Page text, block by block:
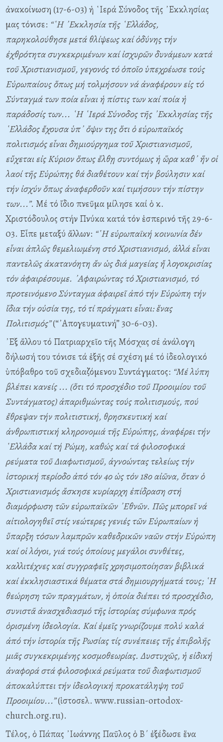
ἀνακοίνωση (17-6-03) ἡ ῾Ιερά Σύνοδος τῆς ᾿Εκκλησίας
μας τόνισε: “῾Η ᾿Εκκλησία τῆς ῾Ελλάδος,
παρηκολούθησε μετά θλίψεως καί ὀδύνης τήν
ἐχθρότητα συγκεκριμένων καί ἰσχυρῶν δυνάμεων κατά
τοῦ Χριστιανισμοῦ, γεγονός τό ὁποῖο ὑπεχρέωσε τούς
Εὐρωπαίους ὅπως μή τολμήσουν νά ἀναφέρουν εἰς τό
Σύνταγμά των ποία εἶναι ἡ πίστις των καί ποία ἡ
παράδοσίς των... ῾Η ῾Ιερά Σύνοδος τῆς ᾿Εκκλησίας τῆς
῾Ελλάδος ἔχουσα ὑπ᾿ ὄψιν της ὅτι ὁ εὐρωπαϊκός
πολιτισμός εἶναι δημιούργημα τοῦ Χριστιανισμοῦ,
εὔχεται εἰς Κύριον ὅπως ἔλθῃ συντόμως ἡ ὥρα καθ᾿ ἥν οἱ
λαοί τῆς Εὐρώπης θά διαθέτουν καί τήν βούλησιν καί
τήν ἰσχύν ὅπως ἀναφερθοῦν καί τιμήσουν τήν πίστην
των...”. Μέ τό ἴδιο πνεῦμα μίλησε καί ὁ κ.
Χριστόδουλος στήν Πνύκα κατά τόν ἑσπερινό τῆς 29-6-
03. Εἶπε μεταξύ ἄλλων: “῾Η εὐρωπαϊκή κοινωνία δέν
εἶναι ἁπλῶς θεμελιωμένη στό Χριστιανισμό, ἀλλά εἶναι
παντελῶς ἀκατανόητη ἄν ὡς διά μαγείας ἤ λογοκρισίας
τόν ἀφαιρέσουμε. ᾿Αφαιρώντας τό Χριστιανισμό, τό
προτεινόμενο Σύνταγμα ἀφαιρεῖ ἀπό τήν Εὐρώπη τήν
ἴδια τήν οὐσία της, τό τί πράγματι εἶναι: ἕνας
Πολιτισμός”(“᾿Απογευματινή” 30-6-03).
᾿Εξ ἄλλου τό Πατριαρχεῖο τῆς Μόσχας σέ ἀνάλογη
δήλωσή του τόνισε τά ἑξῆς σέ σχέση μέ τό ἰδεολογικό
ὑπόβαθρο τοῦ σχεδιαζόμενου Συντάγματος: “Μέ λύπη
βλέπει κανείς ... (ὅτι τό προσχέδιο τοῦ Προοιμίου τοῦ
Συντάγματος) ἀπαριθμώντας τούς πολιτισμούς, πού
ἔθρεψαν τήν πολιτιστική, θρησκευτική καί
ἀνθρωπιστική κληρονομιά τῆς Εὐρώπης, ἀναφέρει τήν
῾Ελλάδα καί τή Ρώμη, καθώς καί τά φιλοσοφικά
ρεύματα τοῦ Διαφωτισμοῦ, ἀγνοώντας τελείως τήν
ἱστορική περίοδο ἀπό τόν 4ο ὡς τόν 18ο αἰῶνα, ὅταν ὁ
Χριστιανισμός ἄσκησε κυρίαρχη ἐπίδραση στή
διαμόρφωση τῶν εὐρωπαϊκῶν ᾿Εθνῶν. Πῶς μπορεῖ νά
αἰτιολογηθεῖ στίς νεώτερες γενιές τῶν Εὐρωπαίων ἡ
ὕπαρξη τόσων λαμπρῶν καθεδρικῶν ναῶν στήν Εὐρώπη
καί οἱ λόγοι, γιά τούς ὁποίους μεγάλοι συνθέτες,
καλλιτέχνες καί συγγραφεῖς χρησιμοποίησαν βιβλικά
καί ἐκκλησιαστικά θέματα στά δημιουργήματά τους; ῾Η
θεώρηση τῶν πραγμάτων, ἡ ὁποία διέπει τό προσχέδιο,
συνιστᾶ ἀνασχεδιασμό τῆς ἱστορίας σύμφωνα πρός
ὁρισμένη ἰδεολογία. Καί ἐμεῖς γνωρίζουμε πολύ καλά
ἀπό τήν ἱστορία τῆς Ρωσίας τίς συνέπειες τῆς ἐπιβολῆς
μιᾶς συγκεκριμένης κοσμοθεωρίας. Δυστυχῶς, ἡ εἰδική
ἀναφορά στά φιλοσοφικά ρεύματα τοῦ διαφωτισμοῦ
ἀποκαλύπτει τήν ἰδεολογική προκατάληψη τοῦ
Προοιμίου...”(ἱστοσελ. www.russian-ortodox-
church.org.ru).
Τέλος, ὁ Πάπας ᾿Ιωάννης Παῦλος ὁ Β΄ ἐξέδωσε ἕνα